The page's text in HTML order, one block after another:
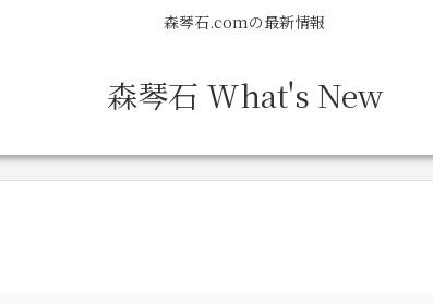
森琴石.comの最新情報
森琴石 What's New